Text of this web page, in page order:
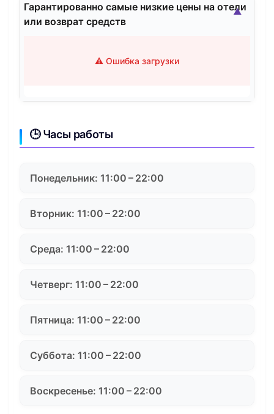
Гарантированно самые низкие цены на отели
или возврат средств
⚠️ Ошибка загрузки
▲
🕒 Часы работы
Понедельник: 11:00 – 22:00
Вторник: 11:00 – 22:00
Среда: 11:00 – 22:00
Четверг: 11:00 – 22:00
Пятница: 11:00 – 22:00
Суббота: 11:00 – 22:00
Воскресенье: 11:00 – 22:00